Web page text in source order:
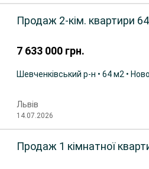
7 633 000 грн.
Продаж 2-кім. квартири
Шевченківський р-н • 64 м2 •
Львів
14.07.2026
Продаж 1 кімнатної